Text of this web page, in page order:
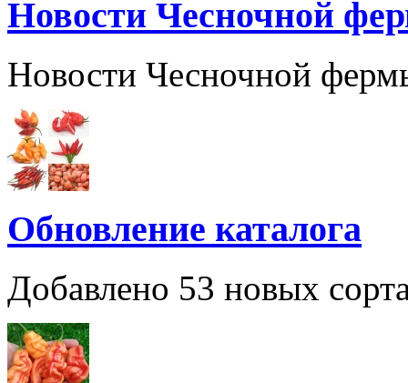
Новости Чесночной
Новости Чесночной
Обновление каталога
Добавлено 53 новых